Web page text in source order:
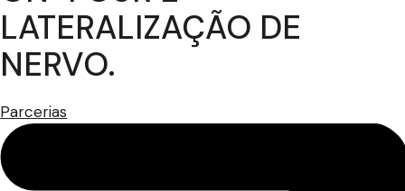
LATERALIZAÇÃO DE
NERVO.
Parcerias